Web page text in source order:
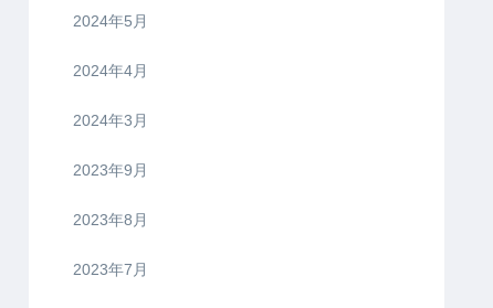
2024年5月
2024年4月
2024年3月
2023年9月
2023年8月
2023年7月